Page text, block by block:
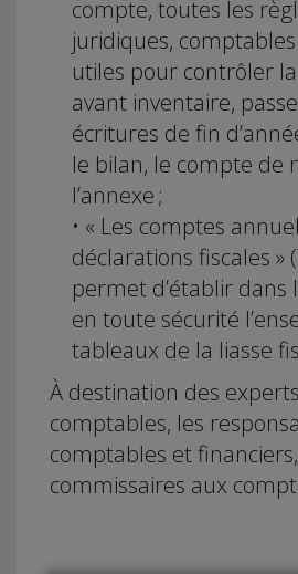
compte, toutes les
juridiques,
utiles pour contrôler
avant inventaire,
écritures de fin
le bilan, le compte de
l’annexe ;
• « Les comptes
déclarations fiscales »
permet d’établir dans
en toute sécurité
tableaux de la liasse
À destination des
comptables, les
comptables et
commissaires aux